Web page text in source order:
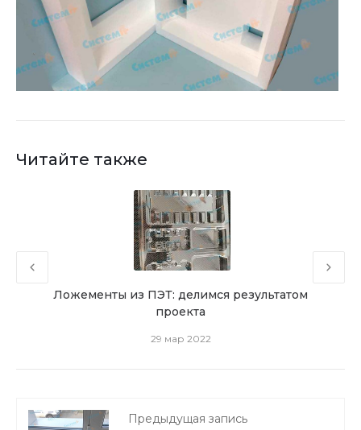
Читайте также
Ложементы из ПЭТ: делимся результатом
проекта
29 мар 2022
Предыдущая запись